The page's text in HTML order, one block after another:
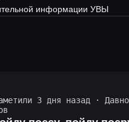
информации УВЫ
3 дня назад ·